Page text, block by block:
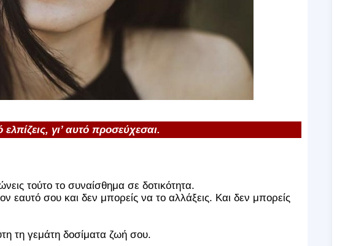
ελπίζεις, γι’ αυτό προσεύχεσαι.
τούτο το συναίσθημα σε δοτικότητα.
εαυτό σου και δεν μπορείς να το αλλάξεις. Και δεν μπορείς
τη γεμάτη δοσίματα ζωή σου.